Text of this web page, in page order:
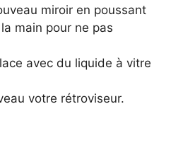
miroir en poussant
main pour ne pas
avec du liquide à vitre
votre rétroviseur.